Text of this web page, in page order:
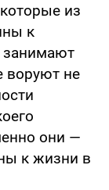
из
к
занимают
воруют не
они —
к жизни в